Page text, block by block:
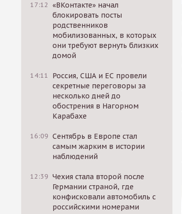
17:12 «ВКонтакте» начал
блокировать посты
родственников
мобилизованных, в которых
они требуют вернуть близких
домой
14:11
Россия, США и ЕС провели
секретные переговоры за
несколько дней до
обострения в Нагорном
Карабахе
16:09 Сентябрь в Европе стал
самым жарким в истории
наблюдений
12:39 Чехия стала второй после
Германии страной, где
конфисковали автомобиль с
российскими номерами